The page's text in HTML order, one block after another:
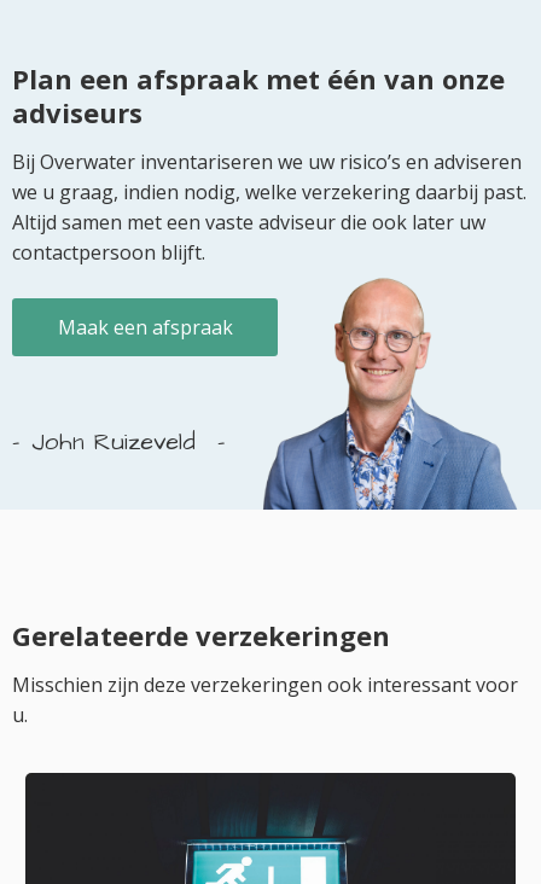
Plan een afspraak met één van onze
adviseurs
Bij Overwater inventariseren we uw risico’s en adviseren
we u graag, indien nodig, welke verzekering daarbij past.
Altijd samen met een vaste adviseur die ook later uw
contactpersoon blijft.
Maak een afspraak
John Ruizeveld
Gerelateerde verzekeringen
Misschien zijn deze verzekeringen ook interessant voor
u.